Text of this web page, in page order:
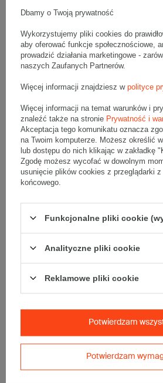
wysokość)
Opakowanie wykonane jest z tektury
Wymiary:
• zewnętrzne:500x400x350 mm
• wewnętrzne:492x392x334 mm
• pojemność:
64 l
Materiał :
• tektura falista:3-warstwowa
• fala:C
• gramatura:530 g/m2
• kolor:
Szary
Dodatkowe
• typ fefco:F0201
• Poczta Polska Paczka B
• Pocztex L
• Orlen Paczka L
Dbamy o Twoją prywatność
Wykorzystujemy pliki cookies do
aby oferować funkcje społecznościowe,
prowadzić działania marketingowe -
naszych Zaufanych Partnerów.
Więcej informacji znajdziesz w polityce
Więcej informacji na temat warunków i
znaleźć także na stronie Prywatność i
Akceptacja tego komunikatu oznacza
na Twoim komputerze. Możesz określić
lub dostępu do nich klikając w zakładkę
Zgodę możesz wycofać w dowolnym
usunięcie plików cookies z przeglądarki
końcowego.
Funkcjonalne pliki cookie
Analityczne pliki cookie
Reklamowe pliki cookie
Potwierdzam
Potwierdzam